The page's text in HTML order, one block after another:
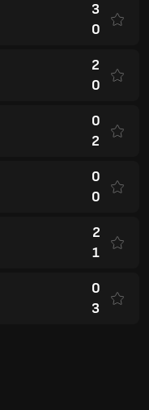
3
0
2
0
0
2
0
0
2
1
0
3